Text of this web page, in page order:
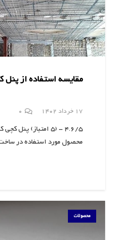
مقایسه استفاده از
17 خرداد 1402 0
4.6/5 - (5 امتیاز)
محصول مورد استفاده در
محصولات